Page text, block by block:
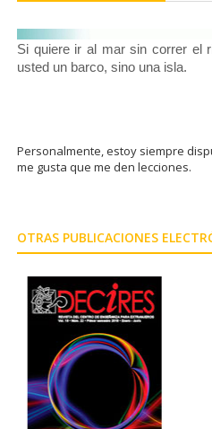
Si quiere ir al mar sin correr el
usted un barco, sino una isla.
Personalmente, estoy siempre
me gusta que me den lecciones.
OTRAS PUBLICACIONES